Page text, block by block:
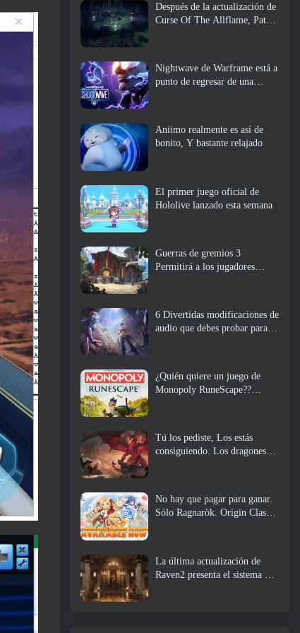
Después de la actualización de
Curse Of The Allflame, Path
Nightwave de Warframe está a
punto de regresar de una
Aniimo realmente es así de
bonito, Y bastante relajado
El primer juego oficial de
Hololive lanzado esta semana
Guerras de gremios 3
Permitirá a los jugadores
6 Divertidas modificaciones de
audio que debes probar para
¿Quién quiere un juego de
Monopoly RuneScape??
Tú los pediste, Los estás
consiguiendo. Los dragones
No hay que pagar para ganar.
Sólo Ragnarök. Origin Classic
La última actualización de
Raven2 presenta el sistema de